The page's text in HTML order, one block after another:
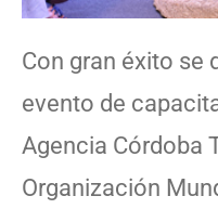
Con gran éxito se
evento de
Agencia Córdoba
Organización